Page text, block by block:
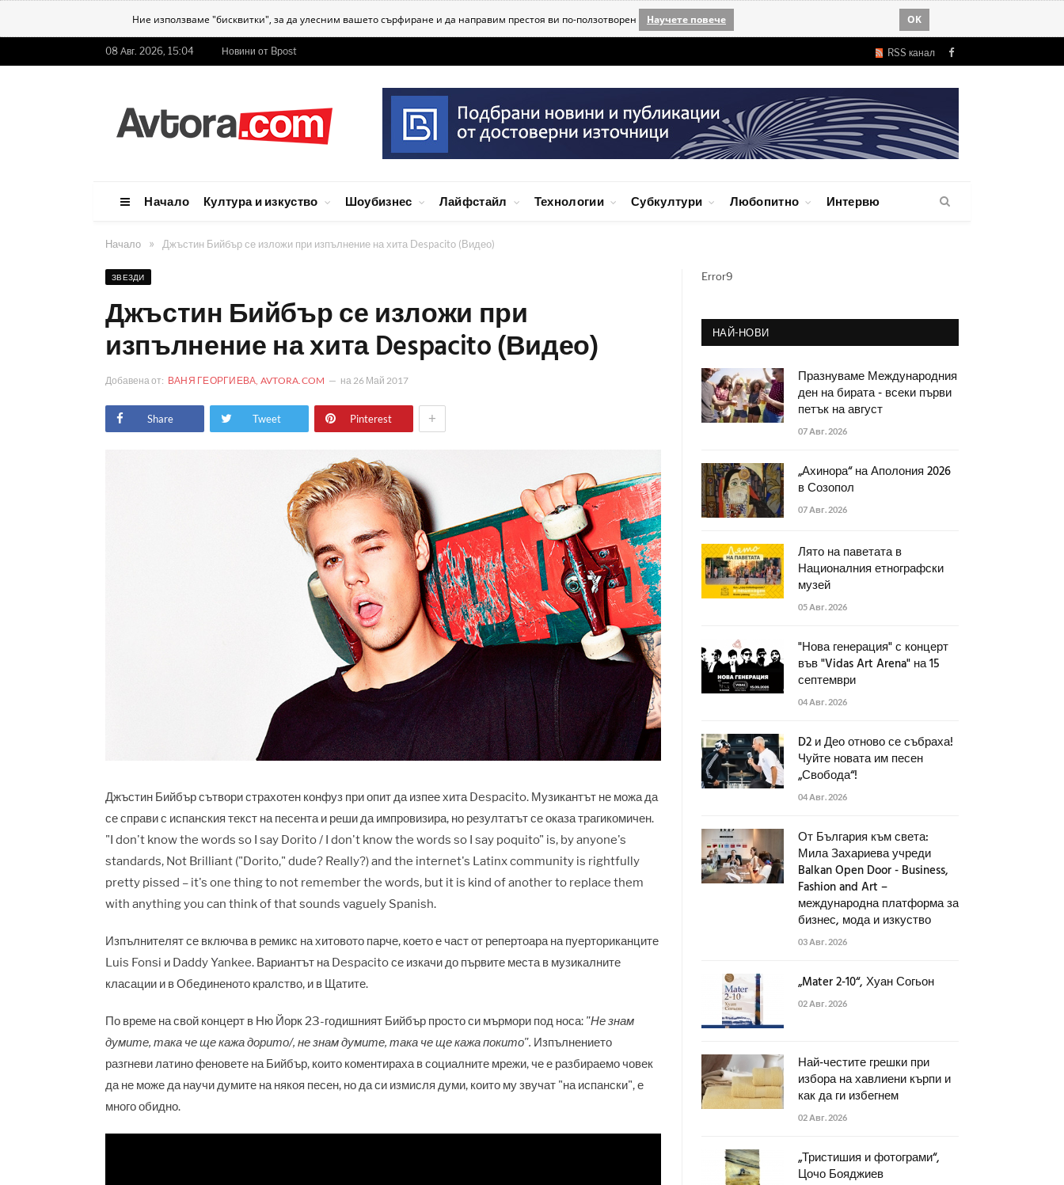
Ние използваме "бисквитки", за да улесним вашето сърфиране и да направим престоя ви по-ползотворен Научете повече OK
08 Авг. 2026, 15:04 Новини от Bpost RSS канал Facebook
Начало Култура и изкуство Шоубизнес Лайфстайл Технологии Субкултури Любопитно Интервю
Начало » Джъстин Бийбър се изложи при изпълнение на хита Despacito (Видео)
ЗВЕЗДИ
Джъстин Бийбър се изложи при
изпълнение на хита Despacito (Видео)
Добавена от: ВАНЯ ГЕОРГИЕВА, AVTORA.COM на 26 Май 2017
Share Tweet Pinterest +
Джъстин Бийбър сътвори страхотен конфуз при опит да изпее хита Despacito. Музикантът не можа да
се справи с испанския текст на песента и реши да импровизира, но резултатът се оказа трагикомичен.
"I don't know the words so I say Dorito / I don't know the words so I say poquito" is, by anyone's
standards, Not Brilliant ("Dorito," dude? Really?) and the internet's Latinx community is rightfully
pretty pissed – it's one thing to not remember the words, but it is kind of another to replace them
with anything you can think of that sounds vaguely Spanish.
Изпълнителят се включва в ремикс на хитовото парче, което е част от репертоара на пуерториканците
Luis Fonsi и Daddy Yankee. Вариантът на Despacito се изкачи до първите места в музикалните
класации и в Обединеното кралство, и в Щатите.
По време на свой концерт в Ню Йорк 23-годишният Бийбър просто си мърмори под носа: "Не знам
думите, така че ще кажа дорито/, не знам думите, така че ще кажа покито". Изпълнението
разгневи латино феновете на Бийбър, които коментираха в социалните мрежи, че е разбираемо човек
да не може да научи думите на някоя песен, но да си измисля думи, които му звучат "на испански", е
много обидно.
Error9
НАЙ-НОВИ
Празнуваме Международния
ден на бирата - всеки първи
петък на август
07 Авг. 2026
„Ахинора“ на Аполония 2026
в Созопол
07 Авг. 2026
Лято на паветата в
Националния етнографски
музей
05 Авг. 2026
"Нова генерация" с концерт
във "Vidas Art Arena" на 15
септември
04 Авг. 2026
D2 и Део отново се събраха!
Чуйте новата им песен
„Свобода“!
04 Авг. 2026
От България към света:
Мила Захариева учреди
Balkan Open Door - Business,
Fashion and Art –
международна платформа за
бизнес, мода и изкуство
03 Авг. 2026
„Mater 2-10“, Хуан Согьон
02 Авг. 2026
Най-честите грешки при
избора на хавлиени кърпи и
как да ги избегнем
02 Авг. 2026
„Тристишия и фотограми“,
Цочо Бояджиев